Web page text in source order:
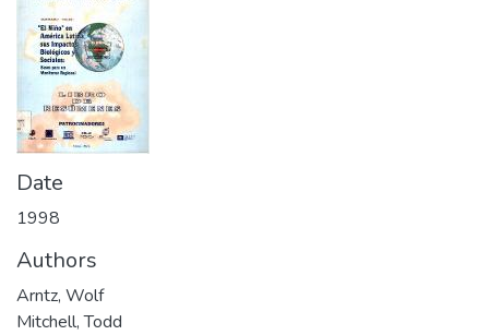
Date
1998
Authors
Arntz, Wolf
Mitchell, Todd